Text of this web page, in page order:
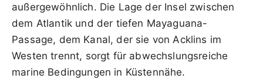
außergewöhnlich. Die Lage der Insel zwischen
dem Atlantik und der tiefen Mayaguana-
Passage, dem Kanal, der sie von Acklins im
Westen trennt, sorgt für abwechslungsreiche
marine Bedingungen in Küstennähe.